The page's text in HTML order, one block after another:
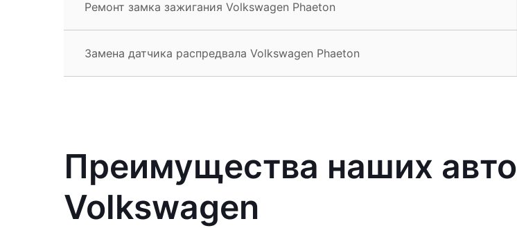
Ремонт замка зажигания Volkswagen Phaeton
Замена датчика распредвала Volkswagen Phaeton
Преимущества наших
Volkswagen